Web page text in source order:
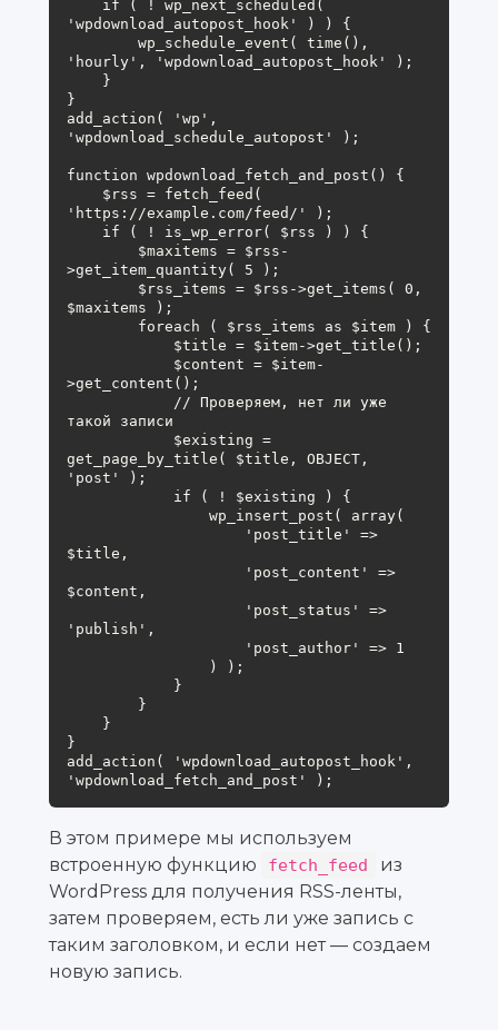
'wpdownload_autopost_hook' ) ) {
'hourly', 'wpdownload_autopost_hook' );
}
add_action( 'wp',
'wpdownload_schedule_autopost' );
function wpdownload_fetch_and_post() {
'https://example.com/feed/' );
>get_item_quantity( 5 );
$maxitems );
>get_content();
такой записи
get_page_by_title( $title, OBJECT,
'post' );
$title,
$content,
'publish',
}
add_action( 'wpdownload_autopost_hook',
'wpdownload_fetch_and_post' );
В этом примере мы используем
встроенную функцию
fetch_feed
из
WordPress для получения RSS-ленты,
затем проверяем, есть ли уже запись с
таким заголовком, и если нет — создаем
новую запись.